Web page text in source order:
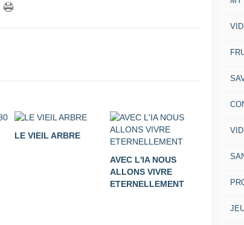
LE VIEIL ARBRE
AVEC L'IA NOUS
ALLONS VIVRE
ETERNELLEMENT